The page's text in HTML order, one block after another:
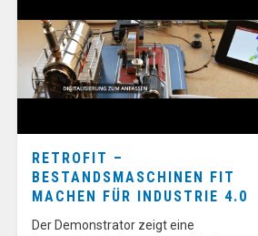
RETROFIT –
BESTANDSMASCHINEN FIT
MACHEN FÜR INDUSTRIE 4.0
Der Demonstrator zeigt eine